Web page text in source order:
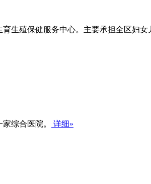
生殖保健服务中心。主要承担全区妇
综合医院。 详细»